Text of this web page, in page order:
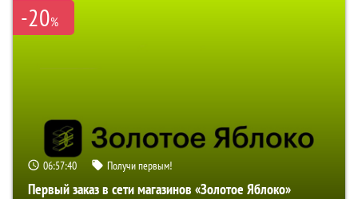
-20%
06:57:39 Получи первым!
Первый заказ в сети магазинов «Золотое Яблоко»